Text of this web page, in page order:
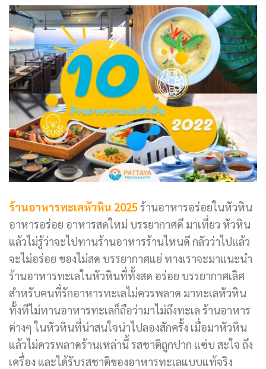
ร้านอาหารทะเลหัวหิน 2025ร้านอาหารอร่อยในหัวหิน
อาหารอร่อย อาหารสดใหม่ บรรยากาศดี มาเที่ยว หัวหิน
แล้วไม่รู้ว่าจะไปทานร้านอาหารร้านไหนดี กลัวว่าไปแล้ว
จะไม่อร่อย ของไม่สด บรรยากาศแย่ ทางเราจะมาแนะนำ
ร้านอาหารทะเลในหัวหินที่ทั้งสด อร่อย บรรยากาศเลิศ
สำหรับคนที่รักอาหารทะเลไม่ควรพลาด มาทะเลหัวหิน
ทั้งทีไม่ทานอาหารทะเลก็ถือว่ามาไม่ถึงทะเล ร้านอาหาร
ต่างๆ ในหัวหินที่น่าสนใจน่าไปลองสักครั้ง เมื่อมาหัวหิน
แล้วไม่ควรพลาดร้านเหล่านี้ รสชาติถูกปาก แซ่บ สะใจ ถึง
เครื่อง และได้รับรสชาติของอาหารทะเลแบบแท้จริง